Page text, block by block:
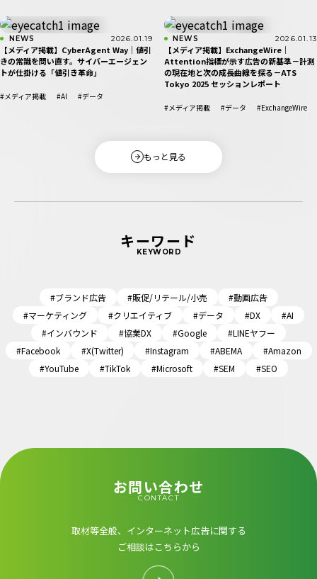
もっと見る
NEWS 2026.01.19
【メディア掲載】CyberAgent Way｜値引
きの常識を問い直す。サイバーエージェン
トが仕掛ける「値引き革命」
#メディア掲載 #AI #データ
NEWS 2026.01.13
【メディア掲載】ExchangeWire｜
Attention指標が示す広告の新基準－計測
の現在地と次の成長曲線を探る－ATS
Tokyo 2025 セッションレポート
#メディア掲載 #データ #ExchangeWire
キーワード
KEYWORD
#ブランド広告 #販促/リテール/小売
#動画広告
#マーケティング
#クリエイティブ #データ #DX
#AI
#インバウンド
#協業DX #Google
#LINEヤフー
#Facebook
#X(Twitter) #Instagram #ABEMA
#Amazon
#YouTube
#TikTok #Microsoft #SEM #SEO
お問い合わせ
CONTACT
取材等全般、インターネット広告に関する
ご相談はこちらから